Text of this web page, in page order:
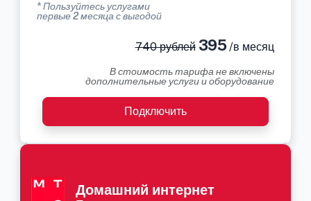
* Пользуйтесь услугами
первые 2 месяца с выгодой
740 рублей395 /в месяц
В стоимость тарифа не включены
дополнительные услуги и оборудование
Подключить
Домашний интернет